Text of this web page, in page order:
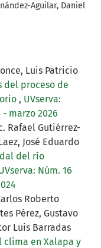
Aguilar, Daniel
Luis Patricio
del proceso de
, UVserva:
- marzo 2026
Rafael Gutiérrez-
José Eduardo
del río
Núm. 16
Roberto
Pérez, Gustavo
Luis Barradas
clima en Xalapa y